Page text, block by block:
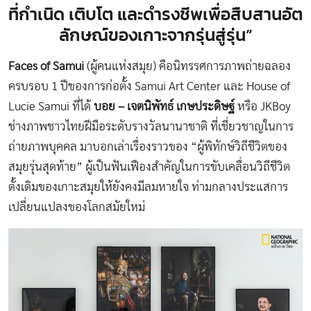
ที่กำเนิด เติบโต และดำรงชีพเพื่อสืบสานอัต
ลักษณ์ของเกาะจากรุ่นสู่รุ่น”
Faces of Samui (ผู้คนแห่งสมุย) คือนิทรรศการภาพถ่ายฉลอง
ครบรอบ 1 ปีของการก่อตั้ง Samui Art Center และ House of
Lucie Samui ที่ได้ บอย – เจตนิพัทธ์ เกษประดิษฐ์ หรือ JKBoy
ช่างภาพชาวไทยฝีมือระดับรางวัลนานาชาติ ที่เชี่ยวชาญในการ
ถ่ายภาพบุคคล มาบอกเล่าเรื่องราวของ “ผู้พิทักษ์วิถีชีวิตของ
สมุยรุ่นสุดท้าย” ผู้เป็นฟันเฟืองสำคัญในการขับเคลื่อนวิถีชีวิต
ดั้งเดิมของเกาะสมุยให้ยังคงมีลมหายใจ ท่ามกลางประแสการ
เปลี่ยนแปลงของโลกสมัยใหม่